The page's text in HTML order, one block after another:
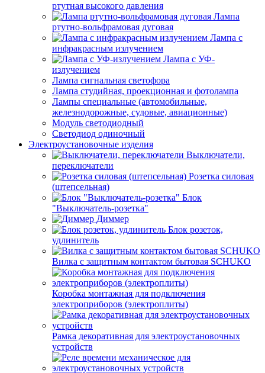
ртутная высокого давления
Лампа
ртутно-вольфрамовая дуговая
Лампа с
инфракрасным излучением
Лампа с УФ-
излучением
Лампа сигнальная светофора
Лампа студийная, проекционная и фотолампа
Лампы специальные (автомобильные,
железнодорожные, судовые, авиационные)
Модуль светодиодный
Светодиод одиночный
Электроустановочные изделия
Выключатели,
переключатели
Розетка силовая
(штепсельная)
Блок
"Выключатель-розетка"
Диммер
Блок розеток,
удлинитель
Вилка с защитным контактом бытовая SCHUKO
Коробка монтажная для подключения
электроприборов (электроплиты)
Рамка декоративная для электроустановочных
устройств